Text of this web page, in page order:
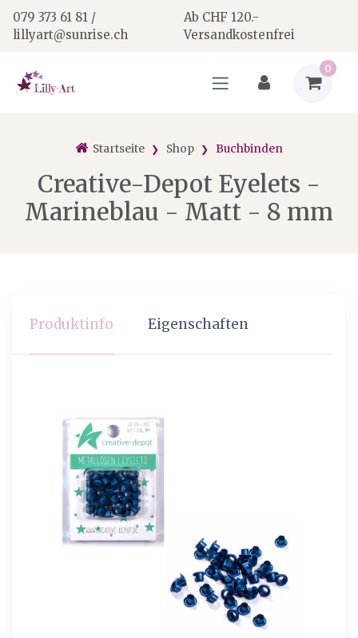
079 373 61 81 /
lillyart@sunrise.ch
Ab CHF 120.-
Versandkostenfrei
0
Startseite Shop Buchbinden
Creative-Depot Eyelets -
Marineblau - Matt - 8 mm
Produktinfo Eigenschaften